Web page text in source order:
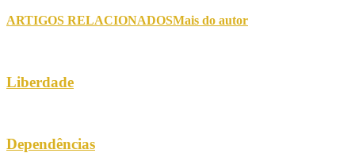
ARTIGOS RELACIONADOSMais do autor
Liberdade
Dependências